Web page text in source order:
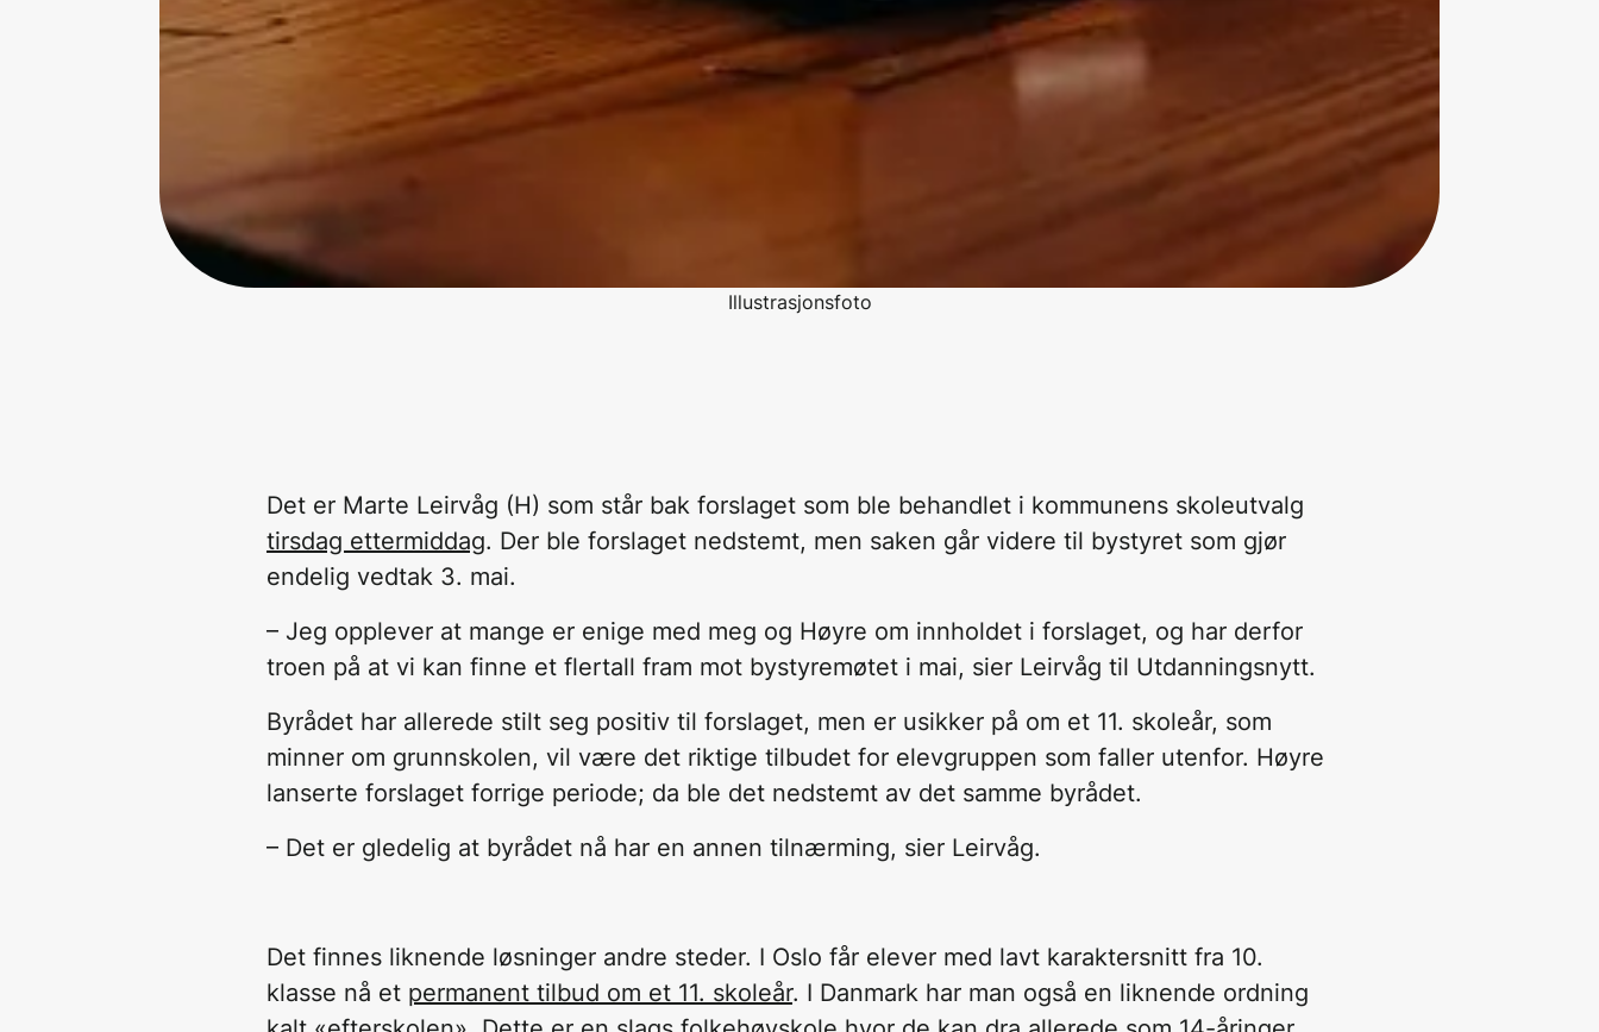
Illustrasjonsfoto
Det er Marte Leirvåg (H) som står bak forslaget som ble behandlet i kommunens skoleutvalg
tirsdag ettermiddag. Der ble forslaget nedstemt, men saken går videre til bystyret som gjør
endelig vedtak 3. mai.
– Jeg opplever at mange er enige med meg og Høyre om innholdet i forslaget, og har derfor
troen på at vi kan finne et flertall fram mot bystyremøtet i mai, sier Leirvåg til Utdanningsnytt.
Byrådet har allerede stilt seg positiv til forslaget, men er usikker på om et 11. skoleår, som
minner om grunnskolen, vil være det riktige tilbudet for elevgruppen som faller utenfor. Høyre
lanserte forslaget forrige periode; da ble det nedstemt av det samme byrådet.
– Det er gledelig at byrådet nå har en annen tilnærming, sier Leirvåg.
Det finnes liknende løsninger andre steder. I Oslo får elever med lavt karaktersnitt fra 10.
klasse nå et permanent tilbud om et 11. skoleår. I Danmark har man også en liknende ordning